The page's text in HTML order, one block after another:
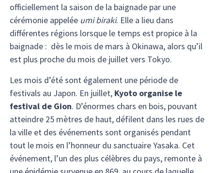
officiellement la saison de la baignade par une
cérémonie appelée umi biraki. Elle a lieu dans
différentes régions lorsque le temps est propice à la
baignade : dès le mois de mars à Okinawa, alors qu’il
est plus proche du mois de juillet vers Tokyo.
Les mois d’été sont également une période de
festivals au Japon. En juillet, Kyoto organise le
festival de Gion. D’énormes chars en bois, pouvant
atteindre 25 mètres de haut, défilent dans les rues de
la ville et des événements sont organisés pendant
tout le mois en l’honneur du sanctuaire Yasaka. Cet
événement, l’un des plus célèbres du pays, remonte à